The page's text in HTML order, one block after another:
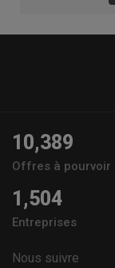
10,389
Offres à pourvoir
1,504
Entreprises
Nous suivre